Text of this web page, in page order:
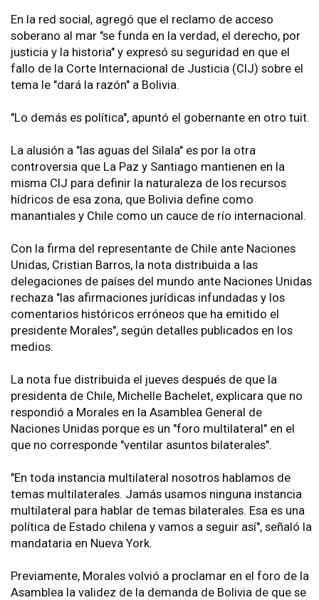
En la red social, agregó que el reclamo de acceso
soberano al mar "se funda en la verdad, el derecho, por
justicia y la historia" y expresó su seguridad en que el
fallo de la Corte Internacional de Justicia (CIJ) sobre el
tema le "dará la razón" a Bolivia.
"Lo demás es política", apuntó el gobernante en otro tuit.
La alusión a "las aguas del Silala" es por la otra
controversia que La Paz y Santiago mantienen en la
misma CIJ para definir la naturaleza de los recursos
hídricos de esa zona, que Bolivia define como
manantiales y Chile como un cauce de río internacional.
Con la firma del representante de Chile ante Naciones
Unidas, Cristian Barros, la nota distribuida a las
delegaciones de países del mundo ante Naciones Unidas
rechaza "las afirmaciones jurídicas infundadas y los
comentarios históricos erróneos que ha emitido el
presidente Morales", según detalles publicados en los
medios.
La nota fue distribuida el jueves después de que la
presidenta de Chile, Michelle Bachelet, explicara que no
respondió a Morales en la Asamblea General de
Naciones Unidas porque es un "foro multilateral" en el
que no corresponde "ventilar asuntos bilaterales".
"En toda instancia multilateral nosotros hablamos de
temas multilaterales. Jamás usamos ninguna instancia
multilateral para hablar de temas bilaterales. Esa es una
política de Estado chilena y vamos a seguir así", señaló la
mandataria en Nueva York.
Previamente, Morales volvió a proclamar en el foro de la
Asamblea la validez de la demanda de Bolivia de que se